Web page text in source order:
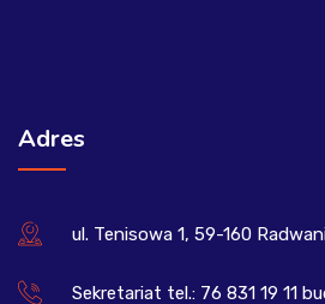
Adres
ul. Tenisowa 1, 59-160
Sekretariat tel.: 76 831 19 11